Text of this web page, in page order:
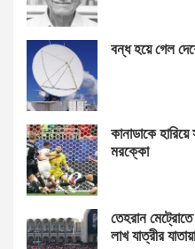
বন্ধ হয়ে গেল
কানাডাকে
মরক্কো
তেহরান মেট্রোতে
লাখ যাত্রীর